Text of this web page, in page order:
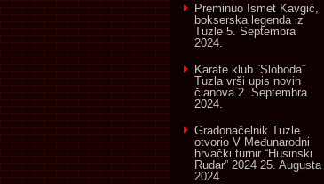
Preminuo Ismet Kavgić,
bokserska legenda iz
Tuzle 5. Septembra
2024.
Karate klub ˝Sloboda˝
Tuzla vrši upis novih
članova 2. Septembra
2024.
Gradonačelnik Tuzle
otvorio V Međunarodni
hrvački turnir “Husinski
Rudar” 2024 25. Augusta
2024.